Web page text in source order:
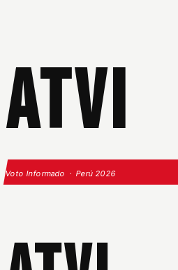
ATVI
Voto Informado · Perú 2026